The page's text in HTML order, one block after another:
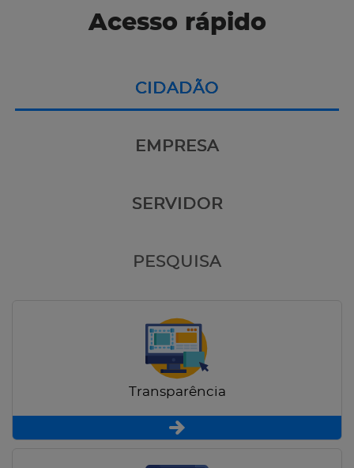
Acesso rápido
CIDADÃO
EMPRESA
SERVIDOR
PESQUISA
Transparência